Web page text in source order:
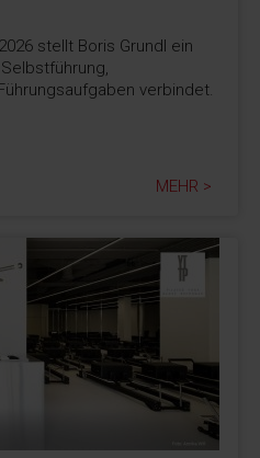
stellt Boris Grundl ein
verbindet.
MEHR >